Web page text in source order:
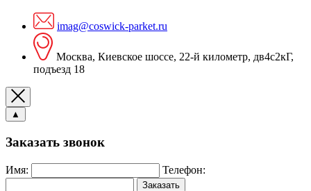
imag@coswick-parket.ru
Москва, Киевское шоссе, 22-й километр, дв4с2кГ,
подъезд 18
▲
Заказать звонок
Имя: Телефон:
Заказать